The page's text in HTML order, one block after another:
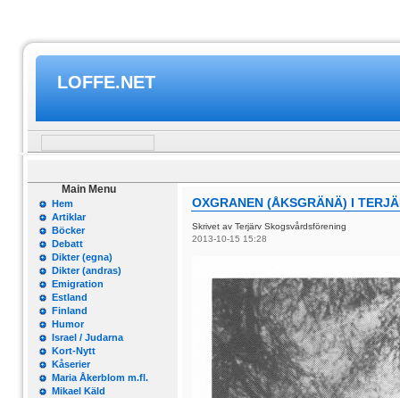
LOFFE.NET
Main Menu
Hem
Artiklar
Böcker
Debatt
Dikter (egna)
Dikter (andras)
Emigration
Estland
Finland
Humor
Israel / Judarna
Kort-Nytt
Kåserier
Maria Åkerblom m.fl.
Mikael Käld
OXGRANEN (ÅKSGRÄNÄ) I
Skrivet av Terjärv Skogsvårdsförening
2013-10-15 15:28